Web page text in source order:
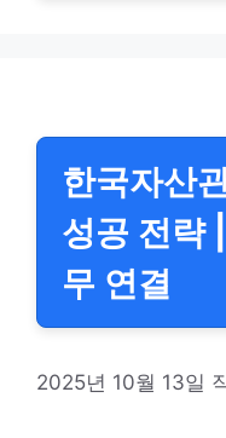
한국자산
성공 전략
무 연결
2025년 10월 13일